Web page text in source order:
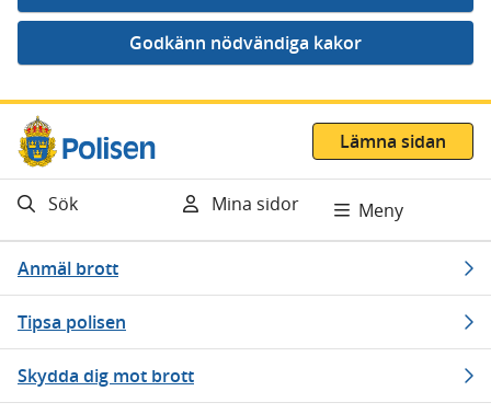
Gå direkt till innehåll
Lämna sidan
Sök Mina sidor Meny
Anmäl brott
Tipsa polisen
Skydda dig mot brott